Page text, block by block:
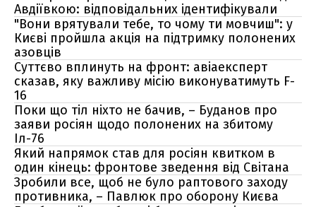
Авдіївкою: відповідальних ідентифікували
"Вони врятували тебе, то чому ти мовчиш": у
Києві пройшла акція на підтримку полонених
азовців
Суттєво вплинуть на фронт: авіаексперт
сказав, яку важливу місію виконуватимуть F-
16
Поки що тіл ніхто не бачив, – Буданов про
заяви росіян щодо полонених на збитому
Іл-76
Який напрямок став для росіян квитком в
один кінець: фронтове зведення від Світана
Зробили все, щоб не було раптового заходу
противника, – Павлюк про оборону Києва